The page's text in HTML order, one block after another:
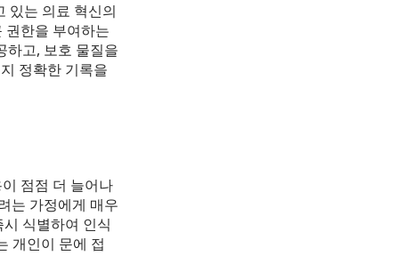
있는 의료 혁신의
권한을 부여하는
하고, 보호 물질을
정확한 기록을
점점 더 늘어나
는 가정에게 매우
식별하여 인식
개인이 문에 접